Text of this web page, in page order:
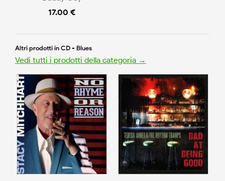
17.00 €
Altri prodotti in CD - Blues
Vedi tutti i prodotti della categoria →